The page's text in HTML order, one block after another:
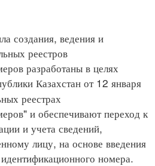
создания, ведения и
реестров
разработаны в целях
Казахстан от 12 января
реестрах
и обеспечивают переход к
и учета сведений,
лицу, на основе введения
номера.